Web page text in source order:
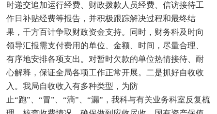
时递交追加运行经费、财政拨款人员经费、信访接待工
作日补贴经费等报告，并积极跟踪解决过程和最终结
果，千方百计争取财政资金支持。同时，财务科及时向
领导汇报需支付费用的单位、金额、时间，尽量合理、
有序地安排各项支出。对暂时欠款的单位热情接待、耐
心解释，保证全局各项工作正常开展。二是抓好自收收
入。我局自收收入有多种类型，为防
止“跑”、“冒”、“滴”、“漏”，我科与有关业务科室反复梳